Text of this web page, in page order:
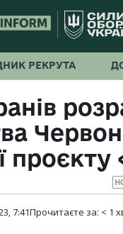
РЕКРУТА
7:41Прочитаєте за: < 1